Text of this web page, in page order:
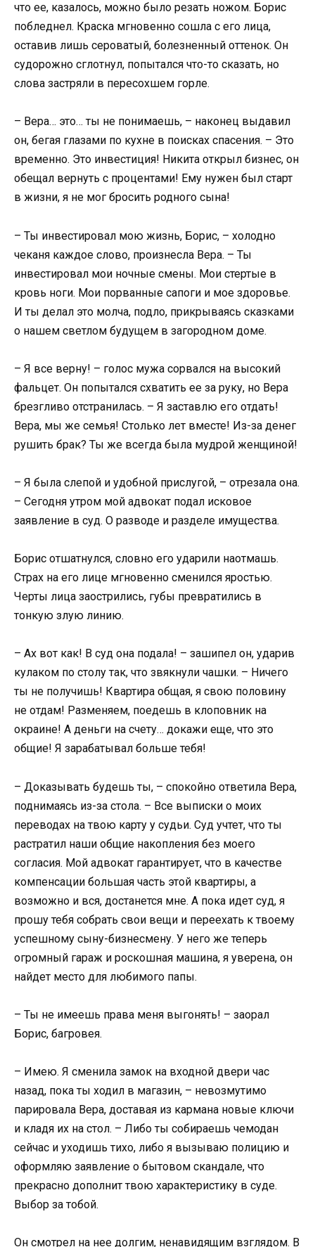
что ее, казалось, можно было резать ножом. Борис
побледнел. Краска мгновенно сошла с его лица,
оставив лишь сероватый, болезненный оттенок. Он
судорожно сглотнул, попытался что-то сказать, но
слова застряли в пересохшем горле.
– Вера… это… ты не понимаешь, – наконец выдавил
он, бегая глазами по кухне в поисках спасения. – Это
временно. Это инвестиция! Никита открыл бизнес, он
обещал вернуть с процентами! Ему нужен был старт
в жизни, я не мог бросить родного сына!
– Ты инвестировал мою жизнь, Борис, – холодно
чеканя каждое слово, произнесла Вера. – Ты
инвестировал мои ночные смены. Мои стертые в
кровь ноги. Мои порванные сапоги и мое здоровье.
И ты делал это молча, подло, прикрываясь сказками
о нашем светлом будущем в загородном доме.
– Я все верну! – голос мужа сорвался на высокий
фальцет. Он попытался схватить ее за руку, но Вера
брезгливо отстранилась. – Я заставлю его отдать!
Вера, мы же семья! Столько лет вместе! Из-за денег
рушить брак? Ты же всегда была мудрой женщиной!
– Я была слепой и удобной прислугой, – отрезала она.
– Сегодня утром мой адвокат подал исковое
заявление в суд. О разводе и разделе имущества.
Борис отшатнулся, словно его ударили наотмашь.
Страх на его лице мгновенно сменился яростью.
Черты лица заострились, губы превратились в
тонкую злую линию.
– Ах вот как! В суд она подала! – зашипел он, ударив
кулаком по столу так, что звякнули чашки. – Ничего
ты не получишь! Квартира общая, я свою половину
не отдам! Разменяем, поедешь в клоповник на
окраине! А деньги на счету… докажи еще, что это
общие! Я зарабатывал больше тебя!
– Доказывать будешь ты, – спокойно ответила Вера,
поднимаясь из-за стола. – Все выписки о моих
переводах на твою карту у судьи. Суд учтет, что ты
растратил наши общие накопления без моего
согласия. Мой адвокат гарантирует, что в качестве
компенсации большая часть этой квартиры, а
возможно и вся, достанется мне. А пока идет суд, я
прошу тебя собрать свои вещи и переехать к твоему
успешному сыну-бизнесмену. У него же теперь
огромный гараж и роскошная машина, я уверена, он
найдет место для любимого папы.
– Ты не имеешь права меня выгонять! – заорал
Борис, багровея.
– Имею. Я сменила замок на входной двери час
назад, пока ты ходил в магазин, – невозмутимо
парировала Вера, доставая из кармана новые ключи
и кладя их на стол. – Либо ты собираешь чемодан
сейчас и уходишь тихо, либо я вызываю полицию и
оформляю заявление о бытовом скандале, что
прекрасно дополнит твою характеристику в суде.
Выбор за тобой.
Он смотрел на нее долгим, ненавидящим взглядом. В